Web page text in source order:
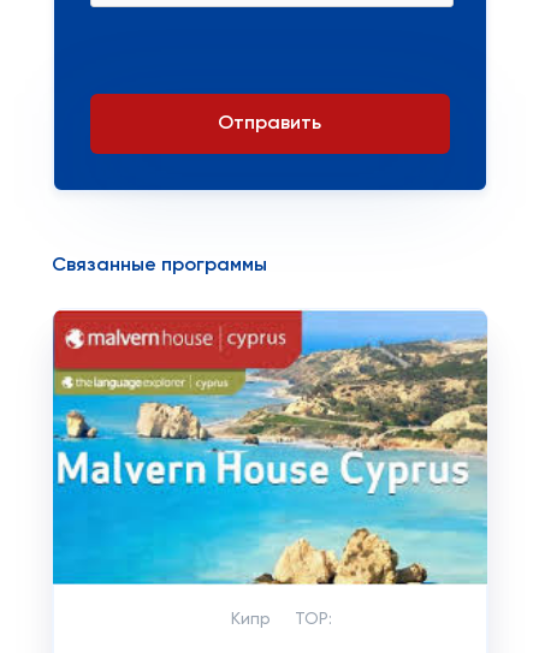
Отправить
Связанные программы
Кипр TOP: